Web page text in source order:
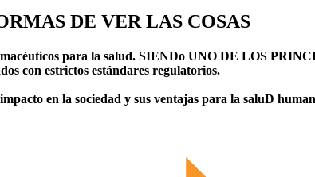
DE VER LAS COSAS
para la salud. SIENDo UNO DE LOS
con estrictos estándares regulatorios.
en la sociedad y sus ventajas para la saluD